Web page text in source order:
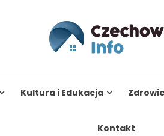
Kultura i Edukacja Zdrowie
Kontakt